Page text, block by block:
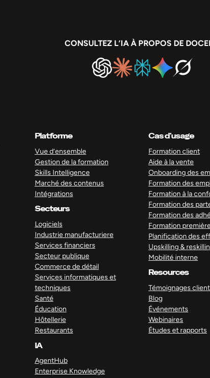
CONSULTEZ L’IA À PROPOS DE
Platforme
Vue d’ensemble
Gestion de la formation
Skills Intelligence
Marché des contenus
Intégrations
Secteurs
Logiciels
Industrie manufacturiere
Services financiers
Secteur publique
Commerce de détail
Services informatiques et
techniques
Santé
Éducation
Hôtellerie
Restaurants
IA
AgentHub
Enterprise Knowledge
Cas d’usage
Formation client
Aide à la vente
Onboarding des
Formation des
Formation à la
Formation des
Formation des
Formation
Planification des
Upskilling &
Mobilité interne
Resources
Témoignages
Blog
Événements
Webinaires
Études et rapports